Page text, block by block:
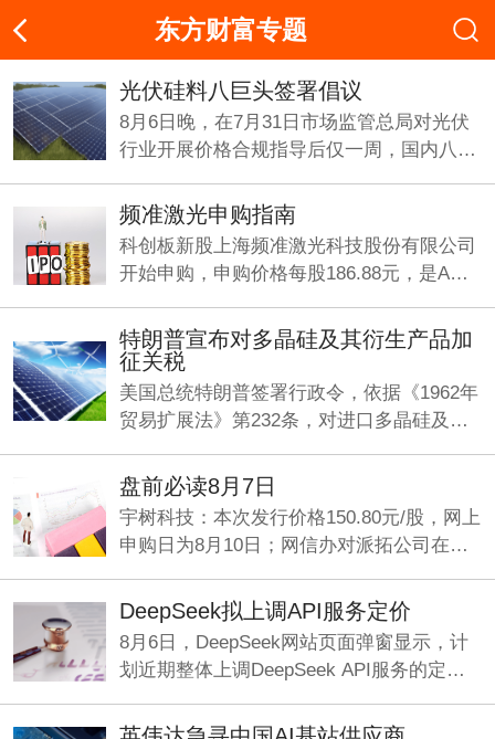
东方财富专题
光伏硅料八巨头签署倡议
8月6日晚，在7月31日市场监管总局对光伏
行业开展价格合规指导后仅一周，国内八大
书》。
频准激光申购指南
科创板新股上海频准激光科技股份有限公司
开始申购，申购价格每股186.88元，是A股
9.34万元。
特朗普宣布对多晶硅及其衍生产品加
征关税
美国总统特朗普签署行政令，依据《1962年
贸易扩展法》第232条，对进口多晶硅及其
施，以支持美国国内多晶硅、半导体和太阳
能供应链。
盘前必读8月7日
宇树科技：本次发行价格150.80元/股，网上
申购日为8月10日；网信办对派拓公司在华
止铜精矿、钴精矿的出口。
DeepSeek拟上调API服务定价
8月6日，DeepSeek网站页面弹窗显示，计
划近期整体上调DeepSeek API服务的定